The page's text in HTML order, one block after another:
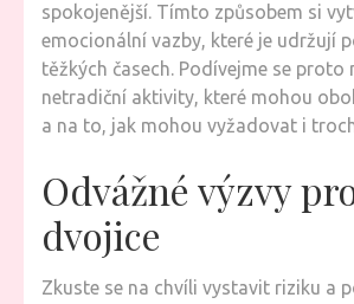
spokojenější. Tímto způsobem si
emocionální vazby, které je udržují
těžkých časech. Podívejme se proto
netradiční aktivity, které mohou
a na to, jak mohou vyžadovat i
Odvážné výzvy
dvojice
Zkuste se na chvíli vystavit riziku a